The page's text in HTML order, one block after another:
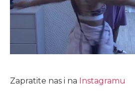
Zapratite nas i na Instagramu